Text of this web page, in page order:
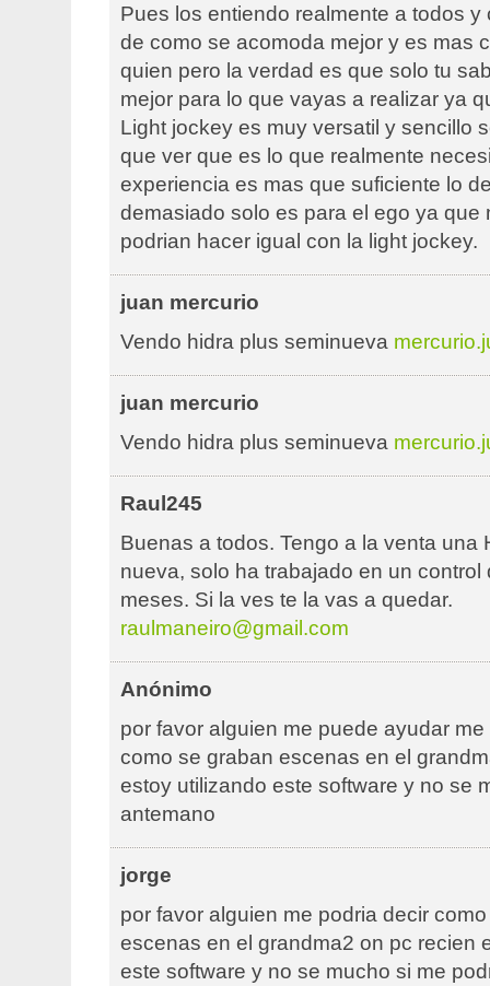
Pues los entiendo realmente a todos
de como se acomoda mejor y es mas
quien pero la verdad es que solo tu
mejor para lo que vayas a realizar ya
Light jockey es muy versatil y sencillo
que ver que es lo que realmente
experiencia es mas que suficiente lo
demasiado solo es para el ego ya que
podrian hacer igual con la light jockey.
juan mercurio
Vendo hidra plus seminueva
juan mercurio
Vendo hidra plus seminueva
Raul245
Buenas a todos. Tengo a la venta una
nueva, solo ha trabajado en un control
meses. Si la ves te la vas a quedar.
raulmaneiro@gmail.com
Anónimo
por favor alguien me puede ayudar
como se graban escenas en el
estoy utilizando este software y no se
antemano
jorge
por favor alguien me podria decir
escenas en el grandma2 on pc recien
este software y no se mucho si me